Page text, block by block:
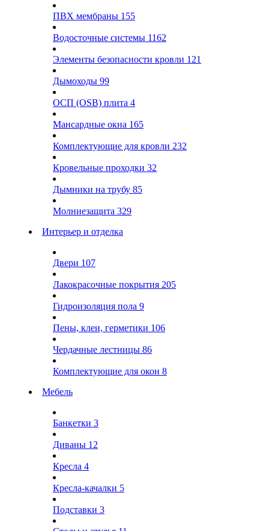
ПВХ мембраны 155
Водосточные системы 1162
Элементы безопасности кровли 121
Дымоходы 99
ОСП (OSB) плита 4
Мансардные окна 165
Комплектующие для кровли 232
Кровельные проходки 32
Дымники на трубу 85
Молниезащита 329
Интерьер и отделка
Двери 107
Лакокрасочные покрытия 205
Гидроизоляция пола 9
Пены, клеи, герметики 106
Чердачные лестницы 86
Комплектующие для окон 8
Мебель
Банкетки 3
Диваны 12
Кресла 4
Кресла-качалки 5
Подставки 3